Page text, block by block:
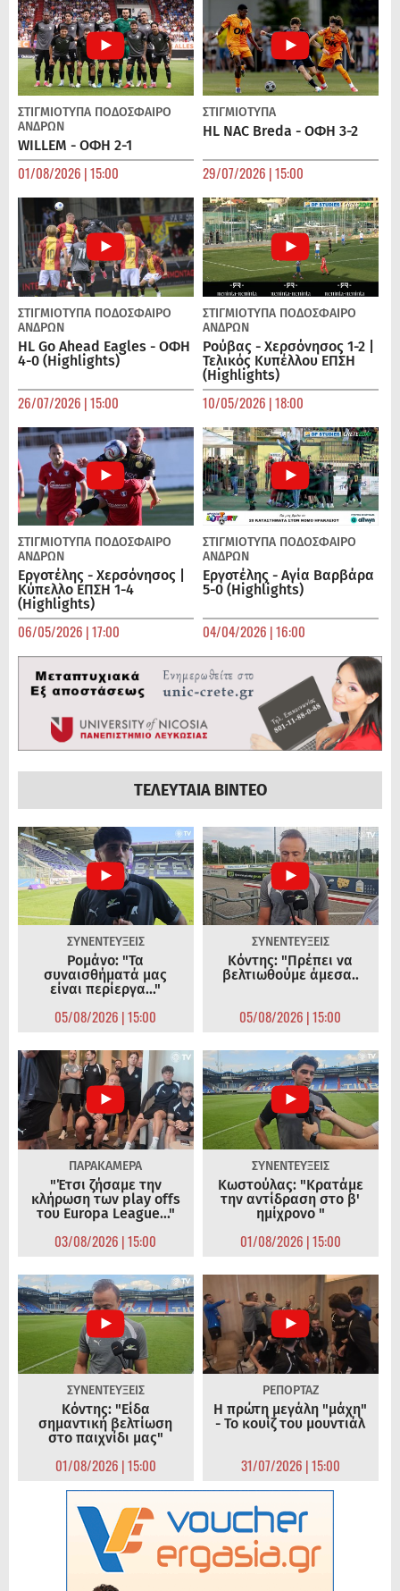
ΣΤΙΓΜΙΟΤΥΠΑ ΠΟΔΌΣΦΑΙΡΟ
ΑΝΔΡΏΝ
WILLEM - ΟΦΗ 2-1
01/08/2026 | 15:00
ΣΤΙΓΜΙΟΤΥΠΑ
HL NAC Breda - ΟΦΗ 3-2
29/07/2026 | 15:00
ΣΤΙΓΜΙΟΤΥΠΑ ΠΟΔΌΣΦΑΙΡΟ
ΑΝΔΡΏΝ
HL Go Ahead Eagles - ΟΦΗ
4-0 (Highlights)
26/07/2026 | 15:00
ΣΤΙΓΜΙΟΤΥΠΑ ΠΟΔΌΣΦΑΙΡΟ
ΑΝΔΡΏΝ
Ρούβας - Χερσόνησος 1-2 |
Τελικός Κυπέλλου ΕΠΣΗ
(Highlights)
10/05/2026 | 18:00
ΣΤΙΓΜΙΟΤΥΠΑ ΠΟΔΌΣΦΑΙΡΟ
ΑΝΔΡΏΝ
Εργοτέλης - Χερσόνησος |
Κύπελλο ΕΠΣΗ 1-4
(Highlights)
06/05/2026 | 17:00
ΣΤΙΓΜΙΟΤΥΠΑ ΠΟΔΌΣΦΑΙΡΟ
ΑΝΔΡΏΝ
Εργοτέλης - Αγία Βαρβάρα
5-0 (Highlights)
04/04/2026 | 16:00
ΤΕΛΕΥΤΑΙΑ ΒΙΝΤΕΟ
ΣΥΝΕΝΤΕΥΞΕΙΣ
Ρομάνο: "Τα
συναισθήματά μας
είναι περίεργα..."
05/08/2026 | 15:00
ΣΥΝΕΝΤΕΥΞΕΙΣ
Κόντης: "Πρέπει να
βελτιωθούμε άμεσα..
05/08/2026 | 15:00
ΠΑΡΑΚΑΜΕΡΑ
"Έτσι ζήσαμε την
κλήρωση των play offs
του Europa League..."
03/08/2026 | 15:00
ΣΥΝΕΝΤΕΥΞΕΙΣ
Κωστούλας: "Κρατάμε
την αντίδραση στο β'
ημίχρονο "
01/08/2026 | 15:00
ΣΥΝΕΝΤΕΥΞΕΙΣ
Κόντης: "Είδα
σημαντική βελτίωση
στο παιχνίδι μας"
01/08/2026 | 15:00
ΡΕΠΟΡΤΑΖ
Η πρώτη μεγάλη "μάχη"
- Το κουίζ του μουντιάλ
31/07/2026 | 15:00